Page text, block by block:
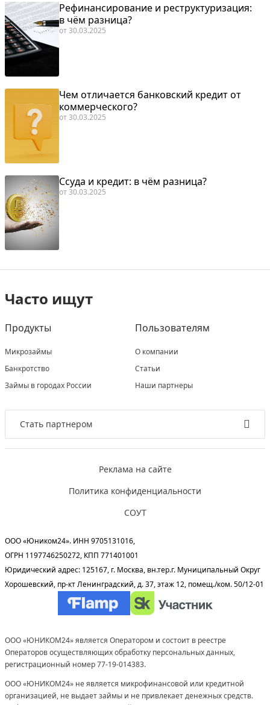
Рефинансирование и реструктуризация:
в чём разница?
от30.03.2025
Чем отличается банковский кредит от
коммерческого?
от30.03.2025
Ссуда и кредит: в чём разница?
от30.03.2025
Часто ищут
Продукты
Микрозаймы
Банкротство
Займы в городах России
Пользователям
О компании
Статьи
Наши партнеры
Стать партнером
Реклама на сайте
Политика конфиденциальности
СОУТ
ООО «Юником24». ИНН 9705131016,
ОГРН 1197746250272, КПП 771401001
Юридический адрес: 125167, г. Москва, вн.тер.г. Муниципальный Округ
Хорошевский, пр-кт Ленинградский, д. 37, этаж 12, помещ./ком. 50/12-01
ООО «ЮНИКОМ24» является Оператором и состоит в реестре
Операторов осуществляющих обработку персональных данных,
регистрационный номер 77-19-014383.
ООО «ЮНИКОМ24» не является микрофинансовой или кредитной
организацией, не выдает займы и не привлекает денежных средств.